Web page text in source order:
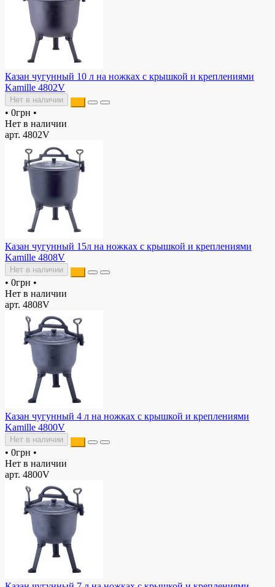
Казан чугунный 10 л на ножках с крышкой и креплениями
Kamille 4802V
Нет в наличии
• 0грн •
Нет в наличии
арт. 4802V
Казан чугунный 15л на ножках с крышкой и креплениями
Kamille 4808V
Нет в наличии
• 0грн •
Нет в наличии
арт. 4808V
Казан чугунный 4 л на ножках с крышкой и креплениями
Kamille 4800V
Нет в наличии
• 0грн •
Нет в наличии
арт. 4800V